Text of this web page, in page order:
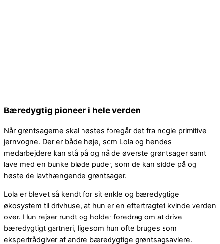
Bæredygtig pioneer i hele verden
Når grøntsagerne skal høstes foregår det fra nogle primitive
jernvogne. Der er både høje, som Lola og hendes
medarbejdere kan stå på og nå de øverste grøntsager samt
lave med en bunke bløde puder, som de kan sidde på og
høste de lavthængende grøntsager.
Lola er blevet så kendt for sit enkle og bæredygtige
økosystem til drivhuse, at hun er en eftertragtet kvinde verden
over. Hun rejser rundt og holder foredrag om at drive
bæredygtigt gartneri, ligesom hun ofte bruges som
ekspertrådgiver af andre bæredygtige grøntsagsavlere.